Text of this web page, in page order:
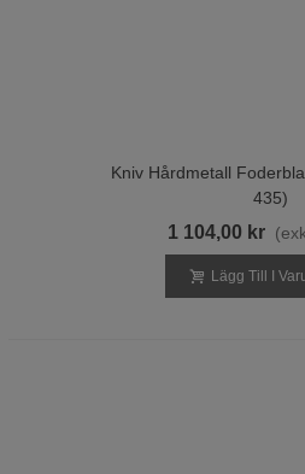
Kniv Hårdmetall
435)
1 104,00 kr
Lägg Till I